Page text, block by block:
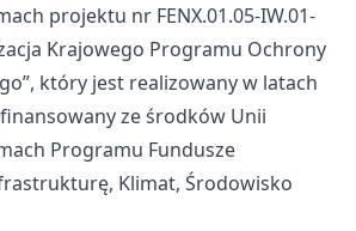
projektu nr FENX.01.05-IW.01-
Krajowego Programu Ochrony
który jest realizowany w latach
ze środków Unii
Programu Fundusze
Klimat, Środowisko